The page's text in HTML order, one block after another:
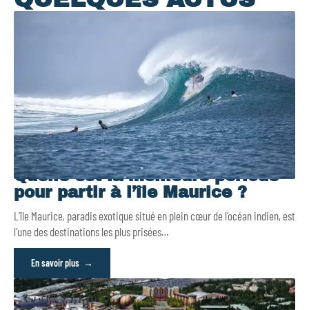
Quelle est la meilleure période
pour partir à l’île Maurice ?
L’île Maurice, paradis exotique situé en plein cœur de l’océan indien, est
l’une des destinations les plus prisées…
En savoir plus